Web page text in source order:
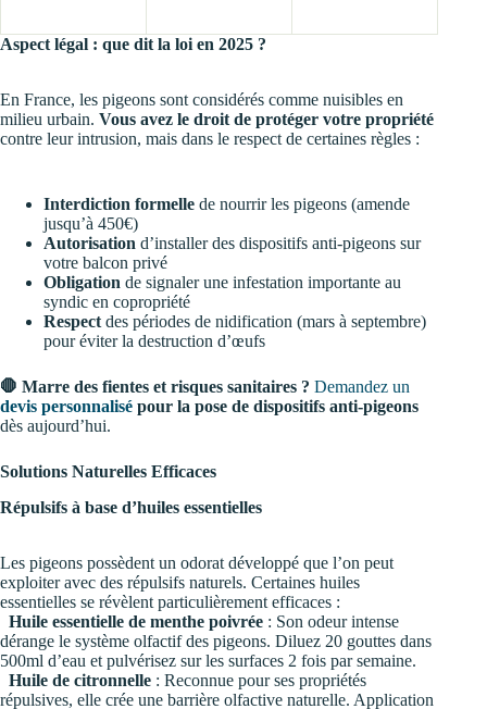
Aspect légal : que dit la loi en 2025 ?
En France, les pigeons sont considérés comme nuisibles en
milieu urbain. Vous avez le droit de protéger votre propriété
contre leur intrusion, mais dans le respect de certaines règles :
Interdiction formelle de nourrir les pigeons (amende
jusqu’à 450€)
Autorisation d’installer des dispositifs anti-pigeons sur
votre balcon privé
Obligation de signaler une infestation importante au
syndic en copropriété
Respect des périodes de nidification (mars à septembre)
pour éviter la destruction d’œufs
🛑 Marre des fientes et risques sanitaires ? Demandez un
devis personnalisé pour la pose de dispositifs anti-pigeons
dès aujourd’hui.
Solutions Naturelles Efficaces
Répulsifs à base d’huiles essentielles
Les pigeons possèdent un odorat développé que l’on peut
exploiter avec des répulsifs naturels. Certaines huiles
essentielles se révèlent particulièrement efficaces :
Huile essentielle de menthe poivrée : Son odeur intense
dérange le système olfactif des pigeons. Diluez 20 gouttes dans
500ml d’eau et pulvérisez sur les surfaces 2 fois par semaine.
Huile de citronnelle : Reconnue pour ses propriétés
répulsives, elle crée une barrière olfactive naturelle. Application